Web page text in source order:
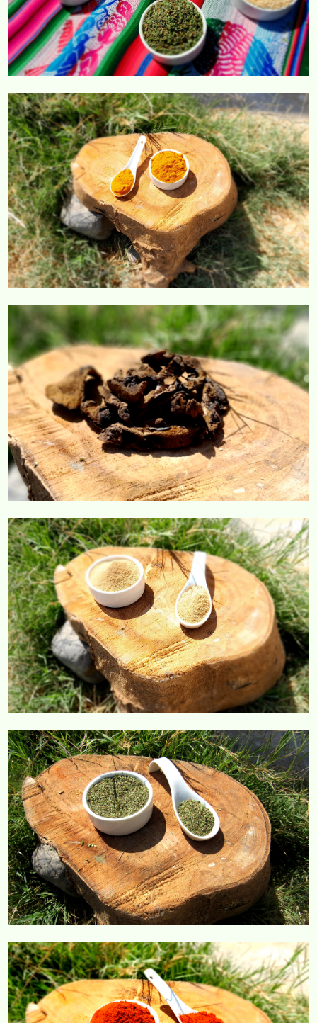
COMERCIAL CORVAR
COMERCIAL CORVAR
COMERCIAL CORVAR
COMERCIAL CORVAR
COMERCIAL CORVAR